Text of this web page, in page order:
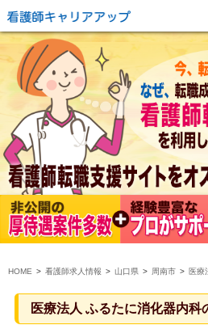
HOME 看護師求人情報 山口県 周南市 医療
医療法人 ふるたに消化器内科